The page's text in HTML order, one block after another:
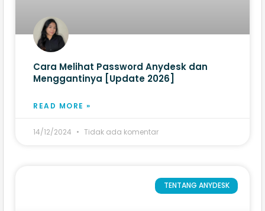
Cara Melihat Password Anydesk dan
Menggantinya [Update 2026]
READ MORE »
14/12/2024 Tidak ada komentar
TENTANG ANYDESK